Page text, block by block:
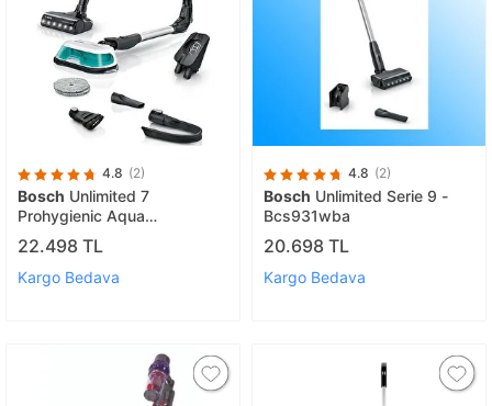
4.8 (2)
Bosch Unlimited 7
Prohygienic Aqua
Bbs71hygtr Islak Kuru Dikey
Süpürge
22.498 TL
Kargo Bedava
4.8 (2)
Bosch Unlimited Serie 9 -
Bcs931wba
20.698 TL
Kargo Bedava